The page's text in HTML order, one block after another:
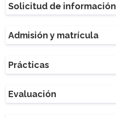
Solicitud de información
Admisión y matrícula
Prácticas
Evaluación